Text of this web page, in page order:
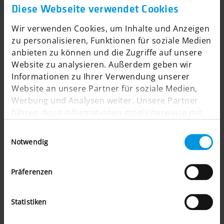
Diese Webseite verwendet Cookies
Wir verwenden Cookies, um Inhalte und Anzeigen
zu personalisieren, Funktionen für soziale Medien
anbieten zu können und die Zugriffe auf unsere
Website zu analysieren. Außerdem geben wir
Informationen zu Ihrer Verwendung unserer
Website an unsere Partner für soziale Medien,
Werbung und Analysen weiter. Unsere Partner
führen diese Informationen möglicherweise mit
bereitgestellt haben oder die sie im Rahmen Ihrer
Nutzung der Dienste gesammelt haben.
Notwendig
Präferenzen
Statistiken
Erweiterungen & Schnittstellen
Strategie, Design – und
dann? Programmierung!
Onlineshops geht, was bei nahezu allen Kunden der
designverign haben dieses Wissen. Wir entwickeln
selbst Middleware, API und ERP Schnittstellen zu